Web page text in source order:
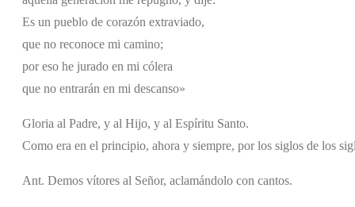
Es un pueblo de corazón extraviado,
que no reconoce mi camino;
por eso he jurado en mi cólera
que no entrarán en mi descanso»
Gloria al Padre, y al Hijo, y al Espíritu Santo.
Como era en el principio, ahora y siempre, por los siglos de los
Ant. Demos vítores al Señor, aclamándolo con cantos.